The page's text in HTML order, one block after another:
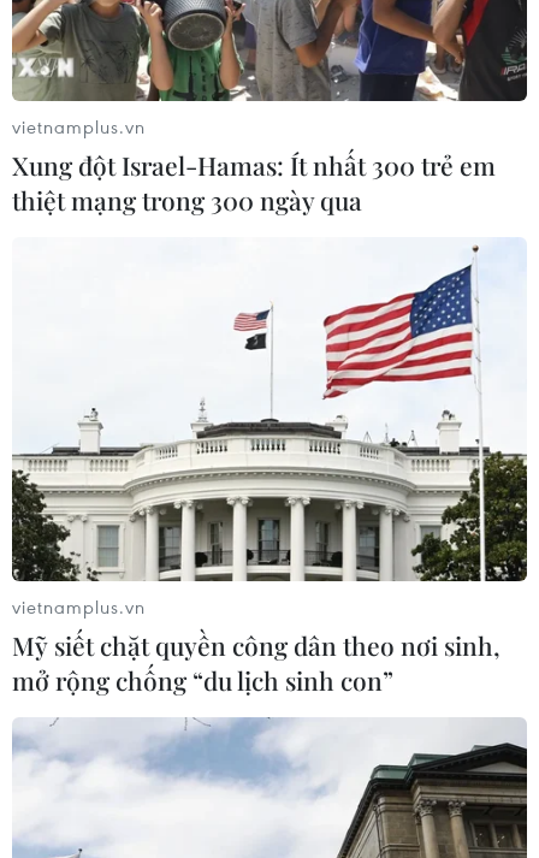
vietnamplus.vn
Xung đột Israel-Hamas: Ít nhất 300 trẻ em
thiệt mạng trong 300 ngày qua
vietnamplus.vn
Mỹ siết chặt quyền công dân theo nơi sinh,
mở rộng chống “du lịch sinh con”